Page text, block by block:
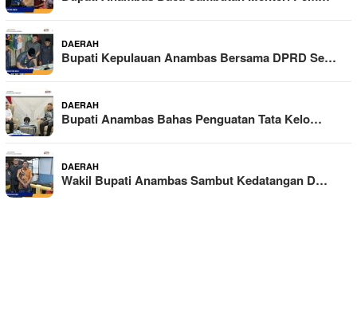
DAERAH
Bupati Kepulauan Anambas Bersama DPRD Se…
DAERAH
Bupati Anambas Bahas Penguatan Tata Kelo…
DAERAH
Wakil Bupati Anambas Sambut Kedatangan D…